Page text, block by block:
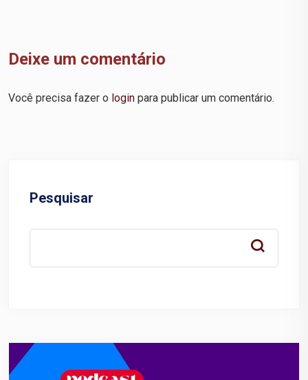
Deixe um comentário
Você precisa fazer o login para publicar um comentário.
Pesquisar